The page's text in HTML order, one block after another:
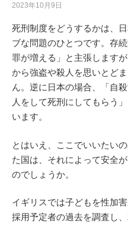
2023年10月9日
死刑制度をどうするかは、
ブな問題のひとつです。存
罪が増える」と主張します
から強盗や殺人を思いとど
ん。逆に日本の場合、「自
人をして死刑にしてもらう
います。
とはいえ、ここでいいたい
た国は、それによって安全
のでしょうか。
イギリスでは子どもを性加
採用予定者の過去を調査し